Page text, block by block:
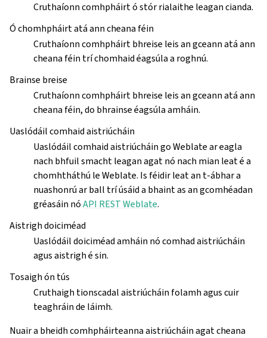
Cruthaíonn comhpháirt ó stór rialaithe leagan cianda.
Ó chomhpháirt atá ann cheana féin
Cruthaíonn comhpháirt bhreise leis an gceann atá ann
cheana féin trí chomhaid éagsúla a roghnú.
Brainse breise
Cruthaíonn comhpháirt bhreise leis an gceann atá ann
cheana féin, do bhrainse éagsúla amháin.
Uaslódáil comhaid aistriúcháin
Uaslódáil comhaid aistriúcháin go Weblate ar eagla
nach bhfuil smacht leagan agat nó nach mian leat é a
chomhtháthú le Weblate. Is féidir leat an t-ábhar a
nuashonrú ar ball trí úsáid a bhaint as an gcomhéadan
gréasáin nóAPI REST Weblate.
Aistrigh doiciméad
Uaslódáil doiciméad amháin nó comhad aistriúcháin
agus aistrigh é sin.
Tosaigh ón tús
Cruthaigh tionscadal aistriúcháin folamh agus cuir
teaghráin de láimh.
Nuair a bheidh comhpháirteanna aistriúcháin agat cheana